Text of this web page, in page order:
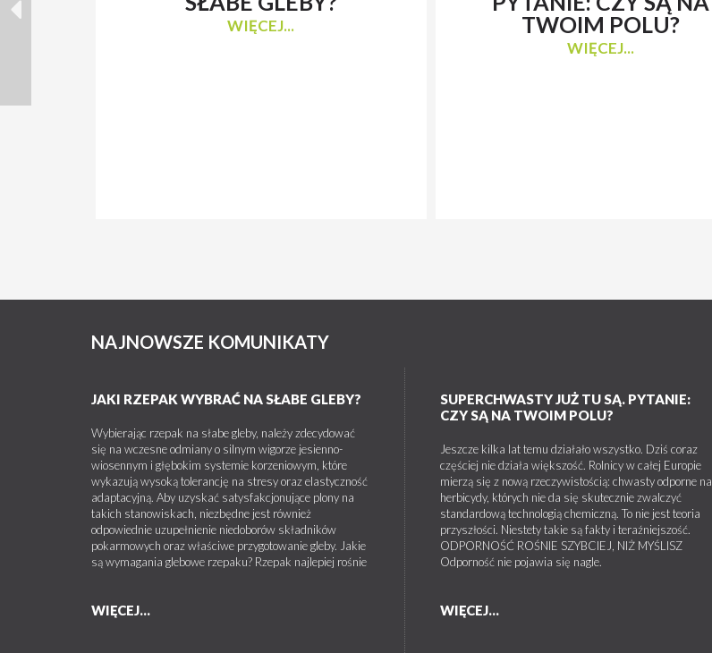
WIĘCEJ...
TWOIM POLU?
WIĘCEJ...
NAJNOWSZE KOMUNIKATY
JAKI RZEPAK WYBRAĆ NA SŁABE GLEBY?
Wybierając rzepak na słabe gleby, należy zdecydować
się na wczesne odmiany o silnym wigorze jesienno-
wiosennym i głębokim systemie korzeniowym, które
wykazują wysoką tolerancję na stresy oraz elastyczność
adaptacyjną. Aby uzyskać satysfakcjonujące plony na
takich stanowiskach, niezbędne jest również
odpowiednie uzupełnienie niedoborów składników
pokarmowych oraz właściwe przygotowanie gleby. Jakie
są wymagania glebowe rzepaku? Rzepak najlepiej rośnie
WIĘCEJ...
SUPERCHWASTY JUŻ TU SĄ. PYTANIE:
CZY SĄ NA TWOIM POLU?
Jeszcze kilka lat temu działało wszystko. Dziś coraz
częściej nie działa większość. Rolnicy w całej Europie
mierzą się z nową rzeczywistością: chwasty odporne na
herbicydy, których nie da się skutecznie zwalczyć
standardową technologią chemiczną. To nie jest teoria
przyszłości. Niestety takie są fakty i teraźniejszość.
ODPORNOŚĆ ROŚNIE SZYBCIEJ, NIŻ MYŚLISZ
Odporność nie pojawia się nagle.
WIĘCEJ...